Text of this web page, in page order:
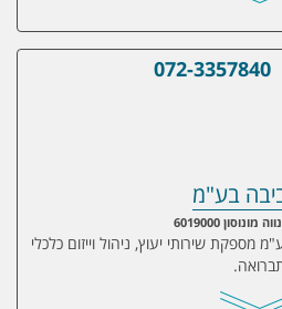
איכות הסביבה בע"מ
072-3357840
בע"מ
מספקת שירותי יעוץ, ניהול וייזום כלכלי